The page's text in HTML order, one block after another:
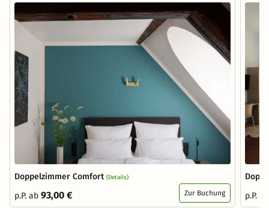
Doppelzimmer Comfort (Details)
p.P. ab 93,00 € Zur Buchung
p.P.